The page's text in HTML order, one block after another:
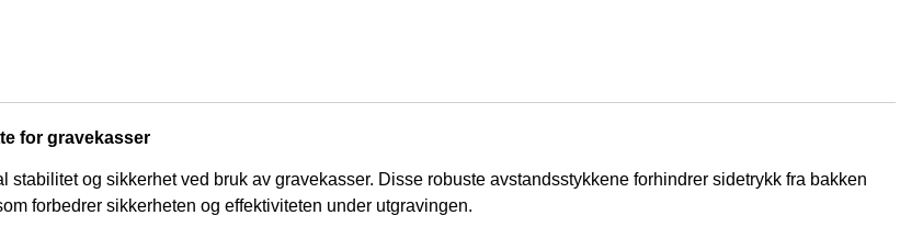
for gravekasser
stabilitet og sikkerhet ved bruk av gravekasser. Disse robuste avstandsstykkene forhindrer sidetrykk fra bakken
forbedrer sikkerheten og effektiviteten under utgravingen.